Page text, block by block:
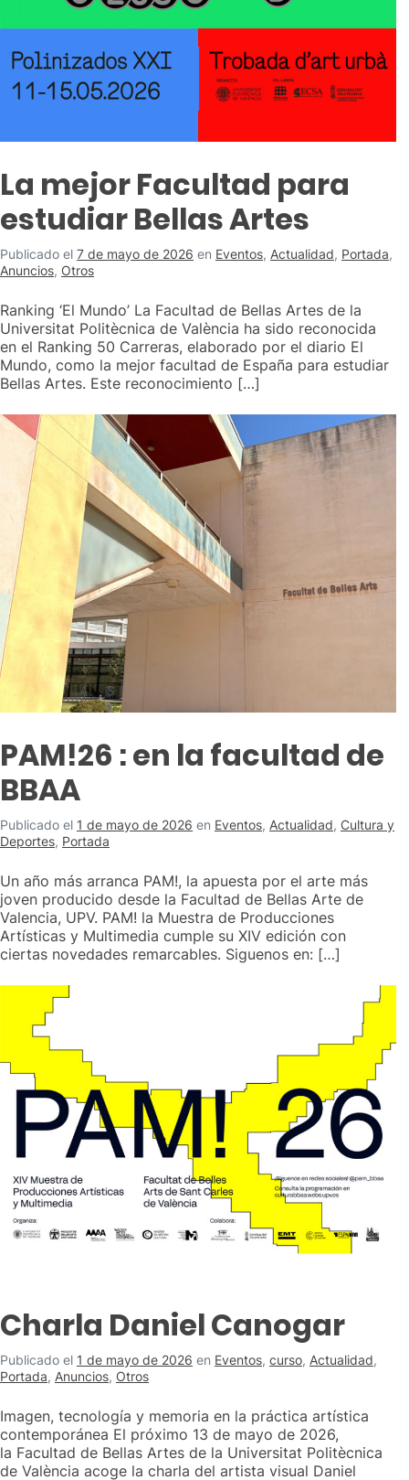
La mejor Facultad para
estudiar Bellas Artes
Publicado el 7 de mayo de 2026 en Eventos, Actualidad, Portada,
Anuncios, Otros
Ranking ‘El Mundo’ La Facultad de Bellas Artes de la
Universitat Politècnica de València ha sido reconocida
en el Ranking 50 Carreras, elaborado por el diario El
Mundo, como la mejor facultad de España para estudiar
Bellas Artes. Este reconocimiento […]
PAM!26 : en la facultad de
BBAA
Publicado el 1 de mayo de 2026 en Eventos, Actualidad, Cultura y
Deportes, Portada
Un año más arranca PAM!, la apuesta por el arte más
joven producido desde la Facultad de Bellas Arte de
Valencia, UPV. PAM! la Muestra de Producciones
Artísticas y Multimedia cumple su XIV edición con
ciertas novedades remarcables. Siguenos en: […]
Charla Daniel Canogar
Publicado el 1 de mayo de 2026 en Eventos, curso, Actualidad,
Portada, Anuncios, Otros
Imagen, tecnología y memoria en la práctica artística
contemporánea El próximo 13 de mayo de 2026,
la Facultad de Bellas Artes de la Universitat Politècnica
de València acoge la charla del artista visual Daniel